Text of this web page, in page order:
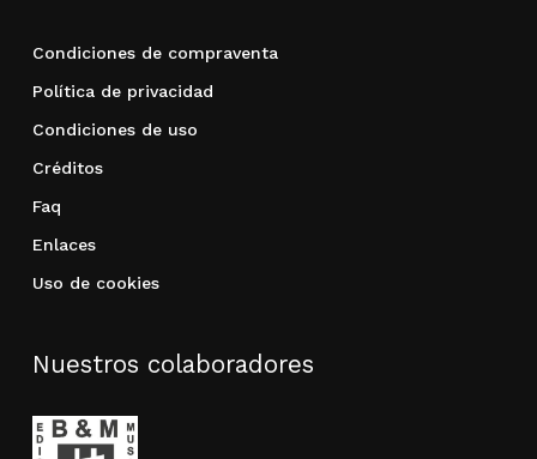
Condiciones de compraventa
Política de privacidad
Condiciones de uso
Créditos
Faq
Enlaces
Uso de cookies
Nuestros colaboradores